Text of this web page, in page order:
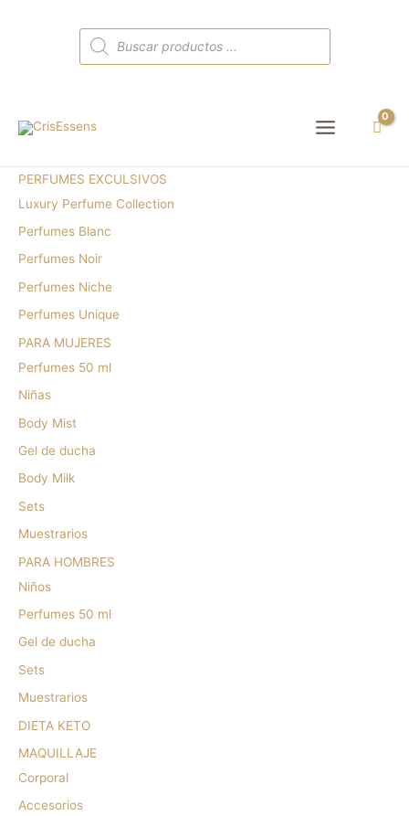
Búsqueda
de
productos
Main
PERFUMES EXCULSIVOS
Luxury Perfume Collection
Perfumes Blanc
Perfumes Noir
Perfumes Niche
Perfumes Unique
PARA MUJERES
Perfumes 50 ml
Niñas
Body Mist
Gel de ducha
Body Milk
Sets
Muestrarios
PARA HOMBRES
Niños
Perfumes 50 ml
Gel de ducha
Sets
Muestrarios
DIETA KETO
MAQUILLAJE
Corporal
Accesorios